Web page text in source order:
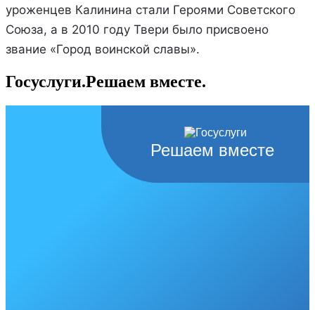
уроженцев Калинина стали Героями Советского
Союза, а в 2010 году Твери было присвоено
звание «Город воинской славы».
Госуслуги.Решаем вместе.
Решаем вместе